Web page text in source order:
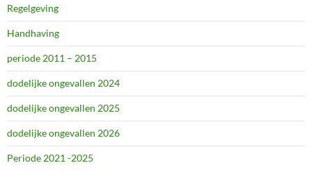
Regelgeving
Handhaving
periode 2011 – 2015
dodelijke ongevallen 2024
dodelijke ongevallen 2025
dodelijke ongevallen 2026
Periode 2021 -2025